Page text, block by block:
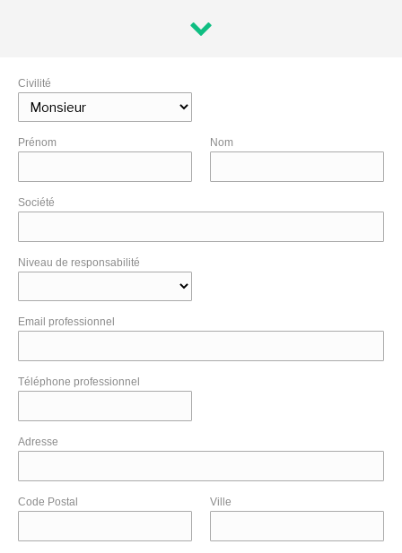
Civilité
Prénom Nom
Société
Niveau de responsabilité
Email professionnel
Téléphone professionnel
Adresse
Code Postal Ville